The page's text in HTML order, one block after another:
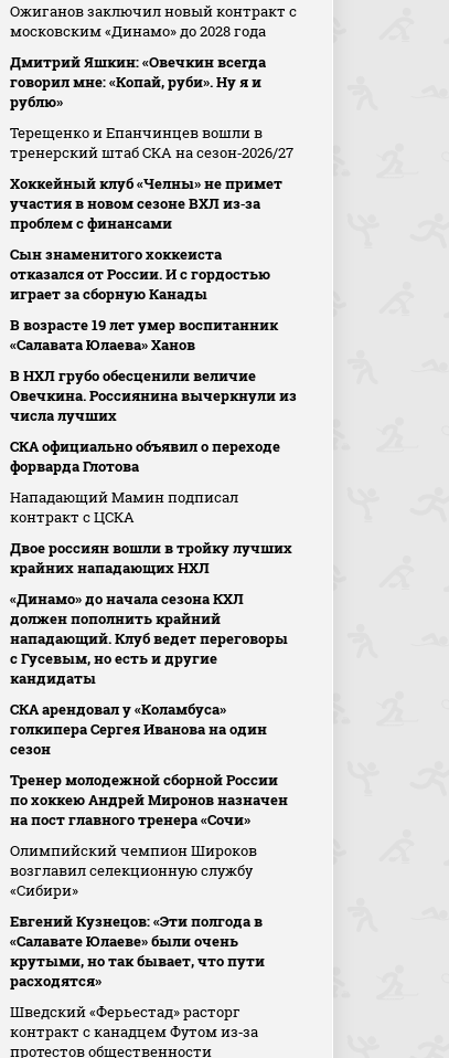
Ожиганов заключил новый контракт с
московским «Динамо» до 2028 года
Дмитрий Яшкин: «Овечкин всегда
говорил мне: «Копай, руби». Ну я и
рублю»
Терещенко и Епанчинцев вошли в
тренерский штаб СКА на сезон‑2026/27
Хоккейный клуб «Челны» не примет
участия в новом сезоне ВХЛ из‑за
проблем с финансами
Сын знаменитого хоккеиста
отказался от России. И с гордостью
играет за сборную Канады
В возрасте 19 лет умер воспитанник
«Салавата Юлаева» Ханов
В НХЛ грубо обесценили величие
Овечкина. Россиянина вычеркнули из
числа лучших
СКА официально объявил о переходе
форварда Глотова
Нападающий Мамин подписал
контракт с ЦСКА
Двое россиян вошли в тройку лучших
крайних нападающих НХЛ
«Динамо» до начала сезона КХЛ
должен пополнить крайний
нападающий. Клуб ведет переговоры
с Гусевым, но есть и другие
кандидаты
СКА арендовал у «Коламбуса»
голкипера Сергея Иванова на один
сезон
Тренер молодежной сборной России
по хоккею Андрей Миронов назначен
на пост главного тренера «Сочи»
Олимпийский чемпион Широков
возглавил селекционную службу
«Сибири»
Евгений Кузнецов: «Эти полгода в
«Салавате Юлаеве» были очень
крутыми, но так бывает, что пути
расходятся»
Шведский «Ферьестад» расторг
контракт с канадцем Футом из‑за
протестов общественности